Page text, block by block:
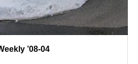
’08-04